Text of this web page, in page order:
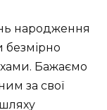
народження
безмірно
Бажаємо
за свої